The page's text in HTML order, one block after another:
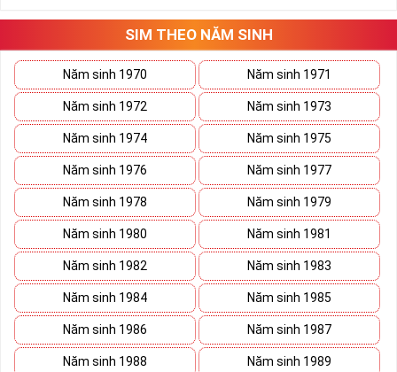
tứ 2 cùng xuất hiện trong một dãy số sim càng giúp cho ý nghĩa
sim tứ quýtăng lên gấp bội. Sở hữu sim Tứ Quý 2 giúp khích lệ tinh
thần người sở hữu là không sợ bất cứ điều gì mà hãy cứ làm thì
mọi điều tốt đẹp và may mắn ắt sẽ đến.
Lợi ích sim Tứ Quý 2 mang lại là gì?
SIM THEO NĂM SINH
Năm sinh 1970 Năm sinh 1971
Năm sinh 1972 Năm sinh 1973
Năm sinh 1974 Năm sinh 1975
Năm sinh 1976 Năm sinh 1977
Năm sinh 1978 Năm sinh 1979
Năm sinh 1980 Năm sinh 1981
Năm sinh 1982 Năm sinh 1983
Năm sinh 1984 Năm sinh 1985
Năm sinh 1986 Năm sinh 1987
Năm sinh 1988 Năm sinh 1989